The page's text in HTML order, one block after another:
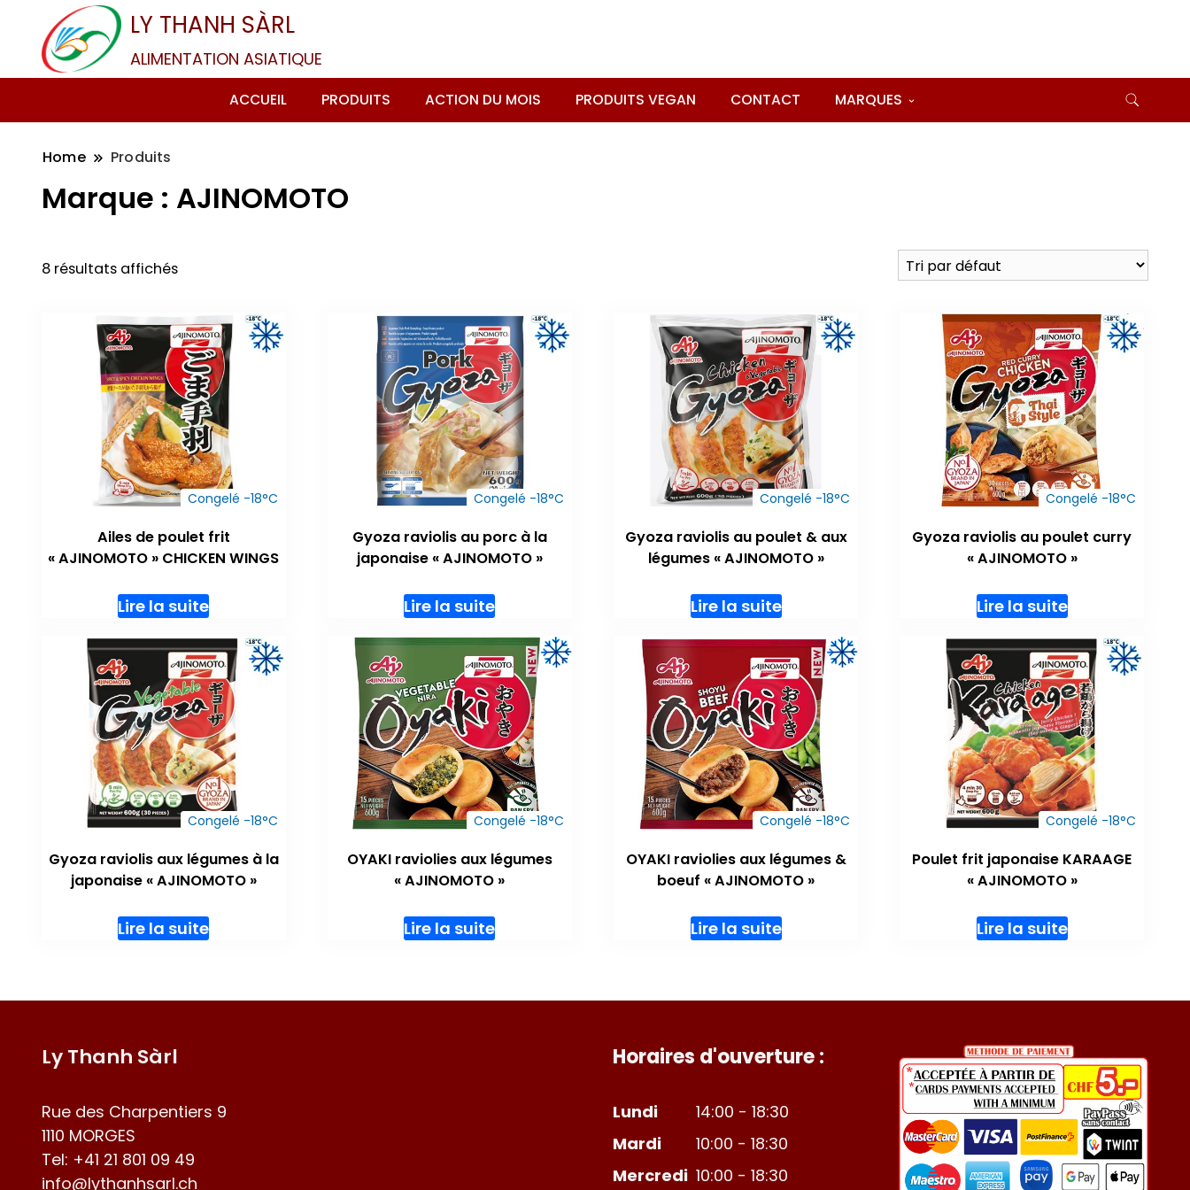
LY THANH SÀRL
ALIMENTATION ASIATIQUE
ACCUEIL PRODUITS ACTION DU MOIS PRODUITS VEGAN CONTACT MARQUES
Home Produits
Marque : AJINOMOTO
8 résultats affichés
Congelé -18°C
Ailes de poulet frit
« AJINOMOTO » CHICKEN WINGS
Lire la suite
Congelé -18°C
Gyoza raviolis au porc à la
japonaise « AJINOMOTO »
Lire la suite
Congelé -18°C
Gyoza raviolis au poulet & aux
légumes « AJINOMOTO »
Lire la suite
Congelé -18°C
Gyoza raviolis au poulet curry
« AJINOMOTO »
Lire la suite
Congelé -18°C
Gyoza raviolis aux légumes à la
japonaise « AJINOMOTO »
Lire la suite
Congelé -18°C
OYAKI raviolies aux légumes
« AJINOMOTO »
Lire la suite
Congelé -18°C
OYAKI raviolies aux légumes &
boeuf « AJINOMOTO »
Lire la suite
Congelé -18°C
Poulet frit japonaise KARAAGE
« AJINOMOTO »
Lire la suite
Ly Thanh Sàrl
Rue des Charpentiers 9
1110 MORGES
Tel: +41 21 801 09 49
info@lythanhsarl.ch
Horaires d'ouverture :
Lundi
14:00 - 18:30
Mardi
10:00 - 18:30
Mercredi 10:00 - 18:30